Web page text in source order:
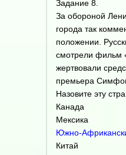
Задание 8.
За обороной
города так
положении.
смотрели фильм
жертвовали
премьера
Назовите эту
Канада
Мексика
Южно-
Китай